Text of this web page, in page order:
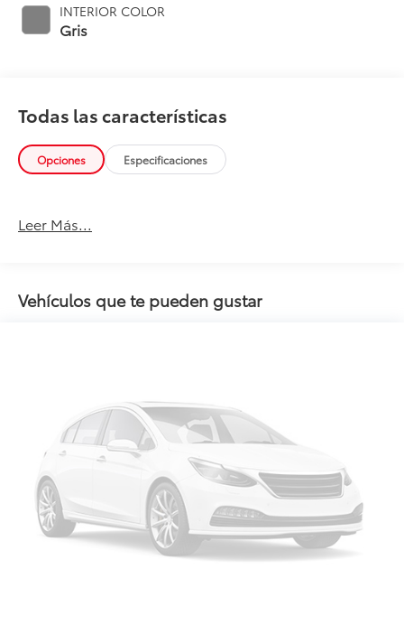
INTERIOR COLOR
Gris
Todas las características
Opciones Especificaciones
Leer Más...
Vehículos que te pueden gustar